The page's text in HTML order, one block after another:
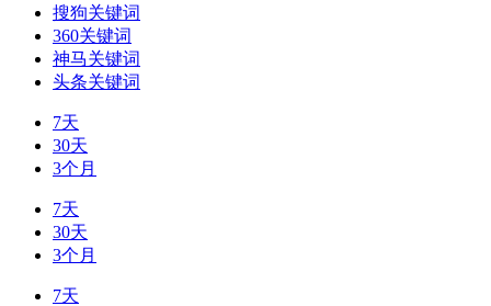
搜狗关键词
360关键词
神马关键词
头条关键词
7天
30天
3个月
7天
30天
3个月
7天